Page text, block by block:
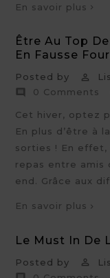
En savoir plus
Être Au Top
En Fausse
Posted by 

0 Comments
Cet hiver, optez
En plus d’être à
sorties ! En effet,
repas entre
end. Grâce aux
En savoir plus
Le Must In De
Posted by 